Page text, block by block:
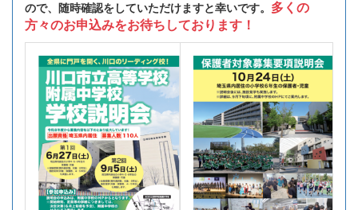
ので、随時確認をしていただけますと幸いです。 多くの
方々のお申込みをお待ちしております！